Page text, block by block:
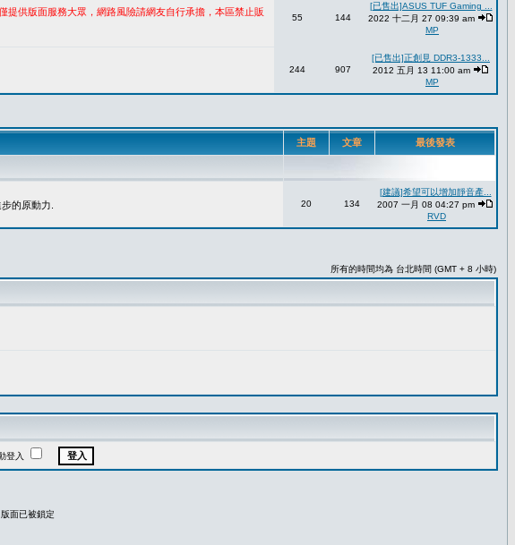
提供版面服務大眾，網路風險請網友自行承擔，本區禁止販
55 144
[已售出]ASUS TUF Gaming ...
2022 十二月 27 09:39 am
MP
244 907
[已售出]正創見 DDR3-1333...
2012 五月 13 11:00 am
MP
主題 文章 最後發表
的原動力. 20 134
[建議]希望可以增加靜音產...
2007 一月 08 04:27 pm
RVD
所有的時間均為 台北時間 (GMT + 8 小時)
入
版面已被鎖定